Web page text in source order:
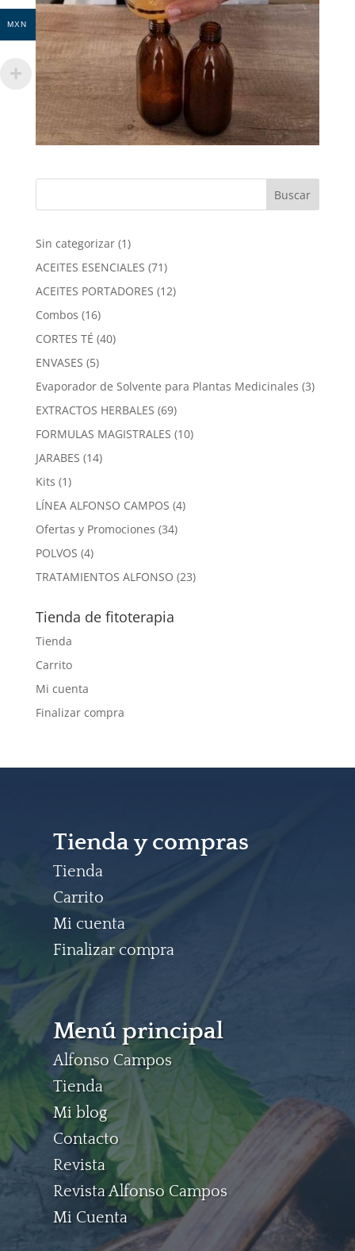
Sin categorizar 11
producto
ACEITES ESENCIALES 7171
productos
ACEITES PORTADORES 1212
Combos 1616
productos
CORTES TÉ 4040
ENVASES 55
productos
Evaporador de Solvente para Plantas Medicinales 33
EXTRACTOS HERBALES 6969
productos
FORMULAS MAGISTRALES 1010
JARABES 1414
Kits 11
producto
LÍNEA ALFONSO CAMPOS 44
Ofertas y Promociones 3434
POLVOS 44
productos
TRATAMIENTOS ALFONSO 2323
Tienda de fitoterapia
Tienda
Carrito
Mi cuenta
Finalizar compra
Tienda y compras
Tienda
Carrito
Mi cuenta
Finalizar compra
Menú principal
Alfonso Campos
Tienda
Mi blog
Contacto
Revista
Revista Alfonso Campos
Mi Cuenta
MXN